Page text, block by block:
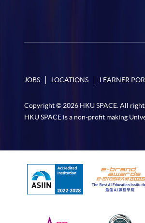
JOBS LOCATIONS LEARNER
Copyright © 2026 HKU SPACE. All
HKU SPACE is a non-profit making